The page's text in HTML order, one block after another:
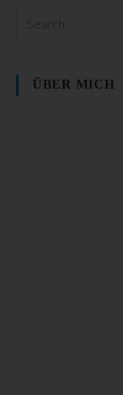
ÜBER MICH